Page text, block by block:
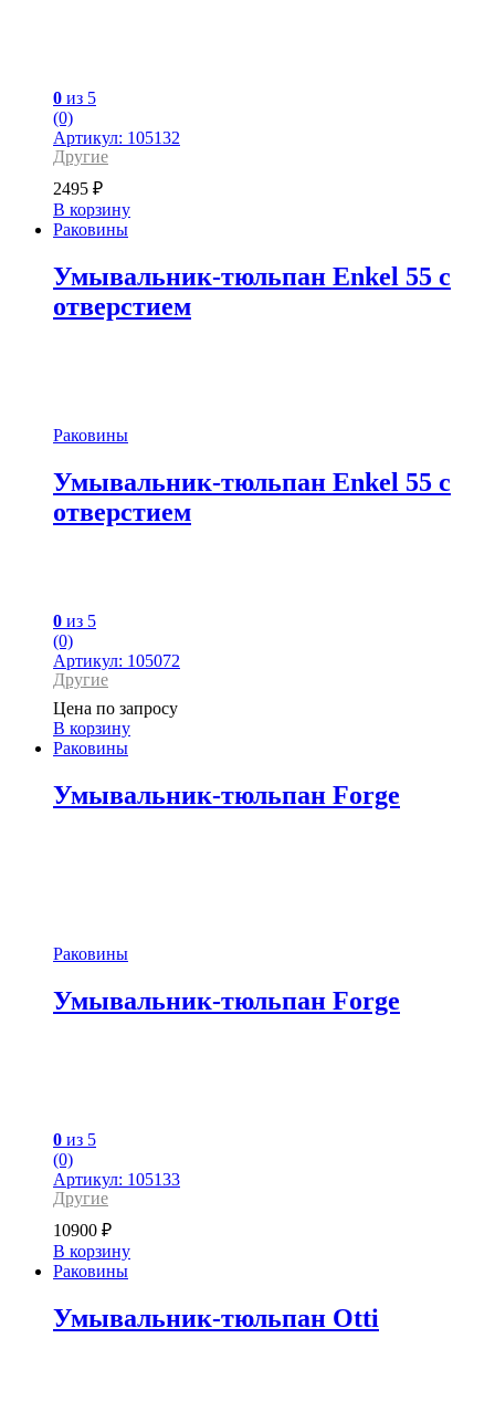
0 из 5
(0)
Артикул: 105132
Другие
2495 ₽
В корзину
Раковины
Умывальник-тюльпан Enkel 55 с
отверстием
Раковины
Умывальник-тюльпан Enkel 55 с
отверстием
0 из 5
(0)
Артикул: 105072
Другие
Цена по запросу
В корзину
Раковины
Умывальник-тюльпан Forge
Раковины
Умывальник-тюльпан Forge
0 из 5
(0)
Артикул: 105133
Другие
10900 ₽
В корзину
Раковины
Умывальник-тюльпан Otti